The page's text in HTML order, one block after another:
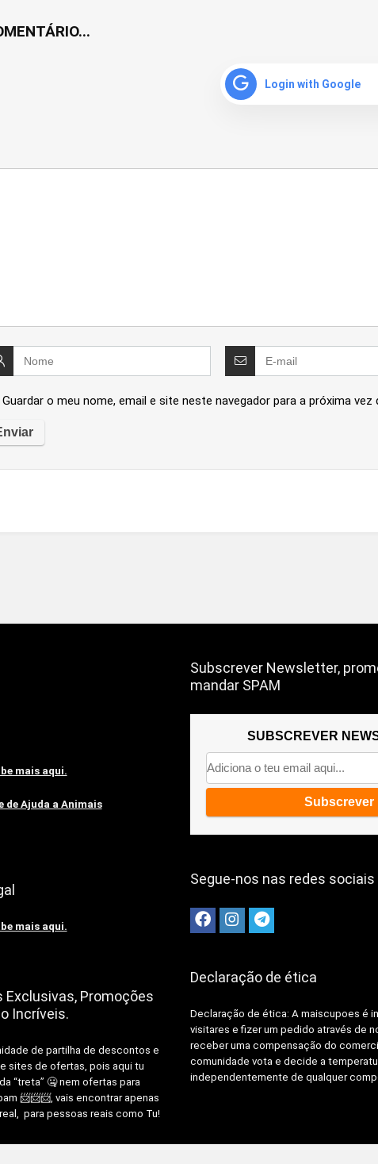
Login with Google
Guardar o meu nome, email e site neste navegador para a próxima vez
mais aqui.
Ajuda a Animais
mais aqui.
Exclusivas, Promoções
Incríveis.
de partilha de descontos e
sites de ofertas, pois aqui tu
“treta” 🤐 nem ofertas para
📨📨📨, vais encontrar apenas
para pessoas reais como Tu!
Subscrever Newsletter,
mandar SPAM
SUBSCREVER
Segue-nos nas redes sociais
Declaração de ética
Declaração de ética: Amaiscupoes é
visitares e fizer um pedido através de
receber uma compensação do
comunidade vota e decide a
independentemente de qualquer